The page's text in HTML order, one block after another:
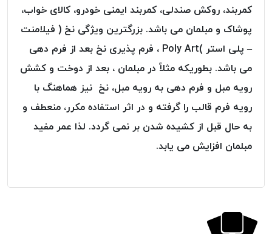
پلاس
PPLUS
نخ
توری
پلیسه
بتا
KORD
BETA
دوک
پایین
OMEGA
کمربند، روکش صندلی، کمربند ایمنی خودرو، کالای خواب،
پوشاک و مبلمان می باشد. بزرگترین ویژگی نخ ( فیلامنت
– پلی استر )Poly Art ، فرم پذیری نخ بعد از فرم دهی
می باشد. بطوریکه مثلاً در مبلمان ، بعد از دوخت و کشش
رویه مبل و فرم دهی به رویه مبل، نخ نیز هماهنگ با
رویه فرم قالب را گرفته و در اثر استفاده مکرر، منعطف و
به حال قبل از کشیده شدن بر نمی گردد. لذا عمر مفید
مبلمان افزایش می یابد.